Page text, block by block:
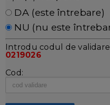
DA (este întrebare)
NU (nu este
Introdu codul de
0219026
Cod: